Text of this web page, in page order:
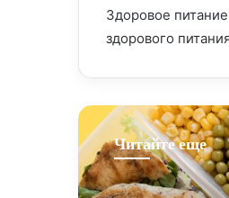
Здоровое
здорового
Читайте еще